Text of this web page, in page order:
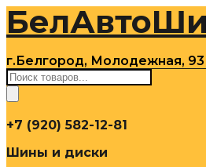
Перейти
содержимому
г.Белгород, Молодежная, 93
Поиск
товаров
+7 (920) 582-12-81
Шины и диски